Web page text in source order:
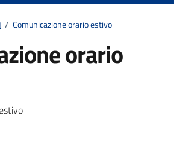
evidenza
/ Comunicazione orario estivo
orario
notizia